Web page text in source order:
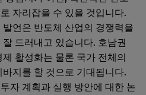
자리잡을 수 있을 것입니다.
언은 반도체 산업의 경쟁력을
드러내고 있습니다. 호남권
활성화는 물론 국가 전체의
지를 할 것으로 기대됩니다.
자 계획과 실행 방안에 대한 논